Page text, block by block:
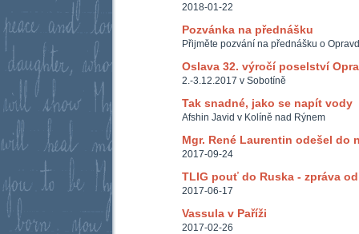
2018-01-22
Pozvánka na přednášku
Přijměte pozvání na přednášku o
Oslava 32. výročí poselství
2.-3.12.2017 v Sobotíně
Tak snadné, jako se napít vody
Afshin Javid v Kolíně nad Rýnem
Mgr. René Laurentin odešel do
2017-09-24
TLIG pouť do Ruska - zpráva
2017-06-17
Vassula v Paříži
2017-02-26